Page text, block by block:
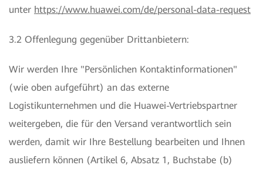
unter https://www.huawei.com/de/personal-data-request
3.2 Offenlegung gegenüber Drittanbietern:
Wir werden Ihre "Persönlichen Kontaktinformationen"
(wie oben aufgeführt) an das externe
Logistikunternehmen und die Huawei-Vertriebspartner
weitergeben, die für den Versand verantwortlich sein
werden, damit wir Ihre Bestellung bearbeiten und Ihnen
ausliefern können (Artikel 6, Absatz 1, Buchstabe (b)